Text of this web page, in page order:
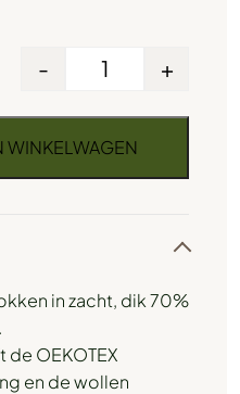
- +
WINKELWAGEN
in zacht, dik 70%
OEKOTEX
en de wollen